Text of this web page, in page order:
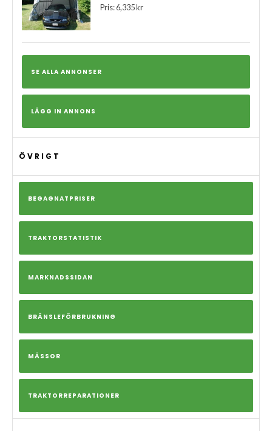
Pris: 6,335 kr
SE ALLA ANNONSER
LÄGG IN ANNONS
ÖVRIGT
BEGAGNATPRISER
TRAKTORSTATISTIK
MARKNADSSIDAN
BRÄNSLEFÖRBRUKNING
MÄSSOR
TRAKTORREPARATIONER